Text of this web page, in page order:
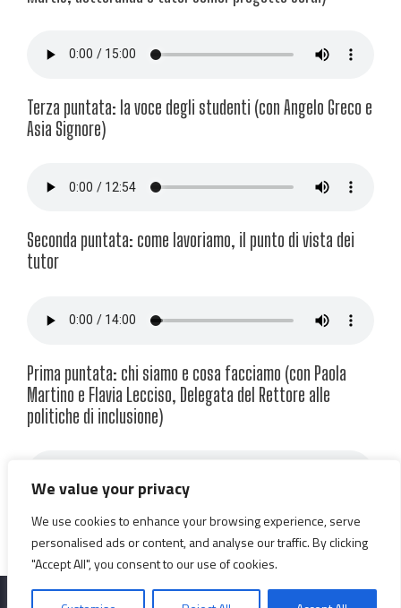
We value your privacy
We use cookies to enhance your browsing experience, serve
personalised ads or content, and analyse our traffic. By clicking
"Accept All", you consent to our use of cookies.
Terza puntata: la voce degli studenti (con Angelo Greco e
Asia Signore)
Seconda puntata: come lavoriamo, il punto di vista dei
tutor
Prima puntata: chi siamo e cosa facciamo (con Paola
Martino e Flavia Lecciso, Delegata del Rettore alle
politiche di inclusione)
←Articolo precedente Articolo successivo